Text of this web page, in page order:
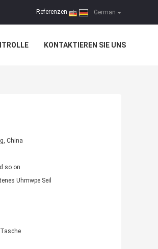
German
Referenzen |
KONTAKTIEREN SIE UNS
China
so on
Uhmwpe Seil